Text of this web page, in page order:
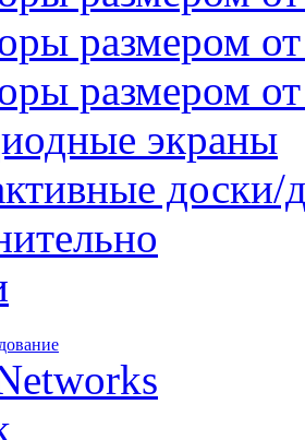
размером
размером
экраны
доски/